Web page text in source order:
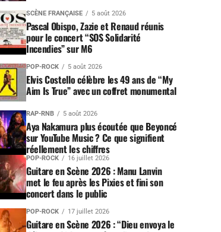
SCÈNE FRANÇAISE 5 août 2026
Pascal Obispo, Zazie et Renaud réunis
pour le concert “SOS Solidarité
Incendies” sur M6
POP-ROCK 5 août 2026
Elvis Costello célèbre les 49 ans de “My
Aim Is True” avec un coffret monumental
RAP-RNB 5 août 2026
Aya Nakamura plus écoutée que Beyoncé
sur YouTube Music ? Ce que signifient
réellement les chiffres
POP-ROCK 16 juillet 2026
Guitare en Scène 2026 : Manu Lanvin
met le feu après les Pixies et fini son
concert dans le public
POP-ROCK 17 juillet 2026
Guitare en Scène 2026 : “Dieu envoya le